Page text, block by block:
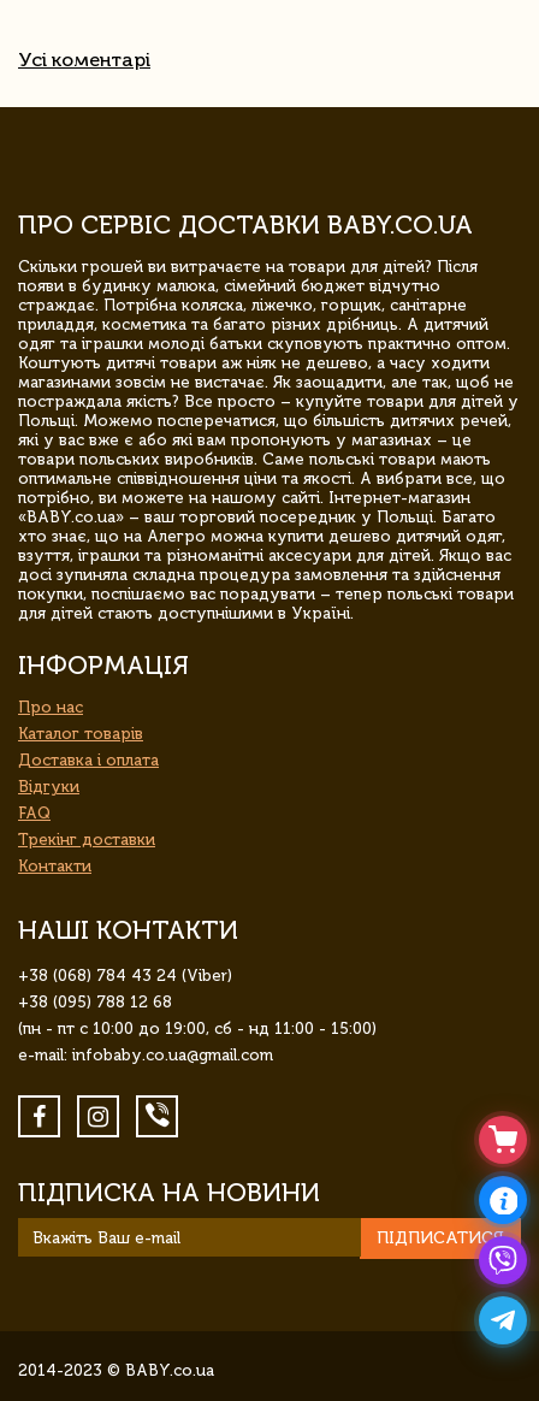
Усі коментарі
ПРО СЕРВІС ДОСТАВКИ BABY.CO.UA
Скільки грошей ви витрачаєте на товари для дітей? Після
появи в будинку малюка, сімейний бюджет відчутно
страждає. Потрібна коляска, ліжечко, горщик, санітарне
приладдя, косметика та багато різних дрібниць. А дитячий
одяг та іграшки молоді батьки скуповують практично оптом.
Коштують дитячі товари аж ніяк не дешево, а часу ходити
магазинами зовсім не вистачає. Як заощадити, але так, щоб не
постраждала якість? Все просто – купуйте товари для дітей у
Польщі. Можемо посперечатися, що більшість дитячих речей,
які у вас вже є або які вам пропонують у магазинах – це
товари польських виробників. Саме польські товари мають
оптимальне співвідношення ціни та якості. А вибрати все, що
потрібно, ви можете на нашому сайті. Інтернет-магазин
«BABY.co.ua» – ваш торговий посередник у Польщі. Багато
хто знає, що на Алегро можна купити дешево дитячий одяг,
взуття, іграшки та різноманітні аксесуари для дітей. Якщо вас
досі зупиняла складна процедура замовлення та здійснення
покупки, поспішаємо вас порадувати – тепер польські товари
для дітей стають доступнішими в Україні.
ІНФОРМАЦІЯ
Про нас
Каталог товарів
Доставка і оплата
Відгуки
FAQ
Трекінг доставки
Контакти
НАШІ КОНТАКТИ
+38 (068) 784 43 24 (Viber)
+38 (095) 788 12 68
(пн - пт с 10:00 до 19:00, сб - нд 11:00 - 15:00)
e-mail: infobaby.co.ua@gmail.com
ПІДПИСКА НА НОВИНИ
ПІДПИСАТИСЯ
2014-2023 © BABY.co.ua